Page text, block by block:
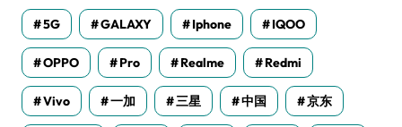
5G GALAXY Iphone IQOO
OPPO Pro Realme Redmi
Vivo 一加 三星 中国 京东